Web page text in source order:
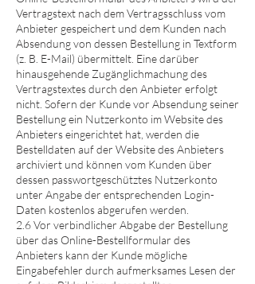
Vertragstext nach dem Vertragsschluss vom
Anbieter gespeichert und dem Kunden nach
Absendung von dessen Bestellung in Textform
(z. B. E-Mail) übermittelt. Eine darüber
hinausgehende Zugänglichmachung des
Vertragstextes durch den Anbieter erfolgt
nicht. Sofern der Kunde vor Absendung seiner
Bestellung ein Nutzerkonto im Website des
Anbieters eingerichtet hat, werden die
Bestelldaten auf der Website des Anbieters
archiviert und können vom Kunden über
dessen passwortgeschütztes Nutzerkonto
unter Angabe der entsprechenden Login-
Daten kostenlos abgerufen werden.
2.6 Vor verbindlicher Abgabe der Bestellung
über das Online-Bestellformular des
Anbieters kann der Kunde mögliche
Eingabefehler durch aufmerksames Lesen der